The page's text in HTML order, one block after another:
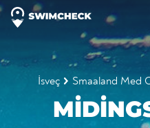
İsveç Smaaland Med